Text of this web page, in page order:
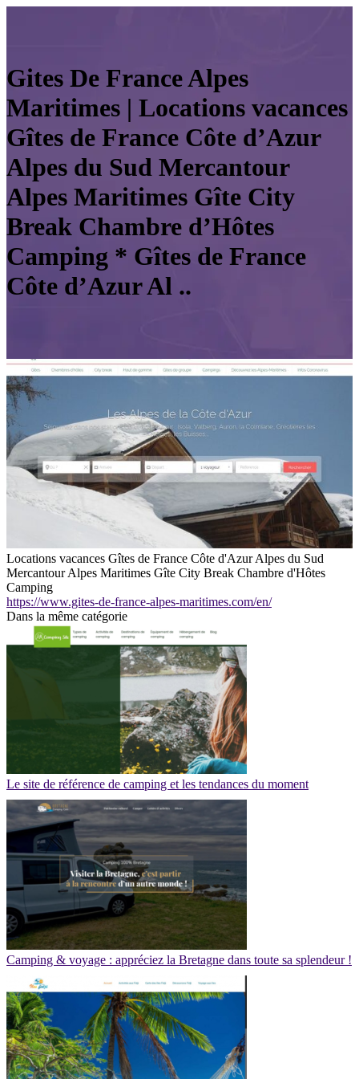
Gites De France Alpes
Maritimes | Locations vacances
Gîtes de France Côte d’Azur
Alpes du Sud Mercantour
Alpes Maritimes Gîte City
Break Chambre d’Hôtes
Camping * Gîtes de France
Côte d’Azur Al ..
Locations vacances Gîtes de France Côte d'Azur Alpes du Sud
Mercantour Alpes Maritimes Gîte City Break Chambre d'Hôtes
Camping
https://www.gites-de-france-alpes-maritimes.com/en/
Dans la même catégorie
Le site de référence de camping et les tendances du moment
Camping & voyage : appréciez la Bretagne dans toute sa splendeur !